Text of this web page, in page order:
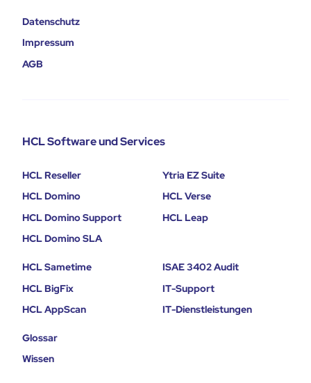
Datenschutz
Impressum
AGB
HCL Software und Services
HCL Reseller
HCL Domino
HCL Domino Support
HCL Domino SLA
Ytria EZ Suite
HCL Verse
HCL Leap
HCL Sametime
HCL BigFix
HCL AppScan
ISAE 3402 Audit
IT-Support
IT-Dienstleistungen
Glossar
Wissen